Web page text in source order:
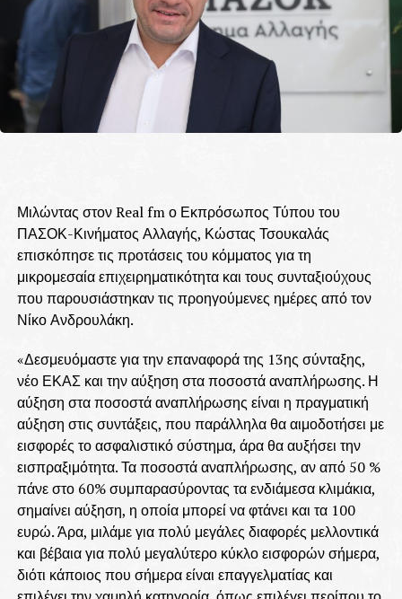
Μιλώντας στον Real fm ο Εκπρόσωπος Τύπου του
ΠΑΣΟΚ-Κινήματος Αλλαγής, Κώστας Τσουκαλάς
επισκόπησε τις προτάσεις του κόμματος για τη
μικρομεσαία επιχειρηματικότητα και τους συνταξιούχους
που παρουσιάστηκαν τις προηγούμενες ημέρες από τον
Νίκο Ανδρουλάκη.
«Δεσμευόμαστε για την επαναφορά της 13ης σύνταξης,
νέο ΕΚΑΣ και την αύξηση στα ποσοστά αναπλήρωσης. Η
αύξηση στα ποσοστά αναπλήρωσης είναι η πραγματική
αύξηση στις συντάξεις, που παράλληλα θα αιμοδοτήσει με
εισφορές το ασφαλιστικό σύστημα, άρα θα αυξήσει την
εισπραξιμότητα. Τα ποσοστά αναπλήρωσης, αν από 50 %
πάνε στο 60% συμπαρασύροντας τα ενδιάμεσα κλιμάκια,
σημαίνει αύξηση, η οποία μπορεί να φτάνει και τα 100
ευρώ. Άρα, μιλάμε για πολύ μεγάλες διαφορές μελλοντικά
και βέβαια για πολύ μεγαλύτερο κύκλο εισφορών σήμερα,
διότι κάποιος που σήμερα είναι επαγγελματίας και